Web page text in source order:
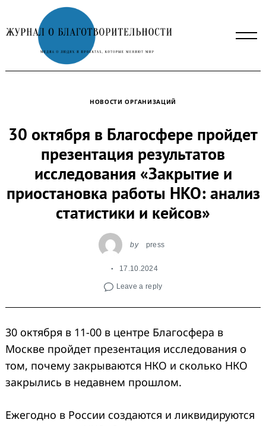
to
content
НОВОСТИ ОРГАНИЗАЦИЙ
30 октября в Благосфере пройдет
презентация результатов
исследования «Закрытие и
приостановка работы НКО: анализ
статистики и кейсов»
by press
17.10.2024
Leave a reply
30 октября в 11-00 в центре Благосфера в
Москве пройдет презентация исследования о
том, почему закрываются НКО и сколько НКО
закрылись в недавнем прошлом.
Ежегодно в России создаются и ликвидируются